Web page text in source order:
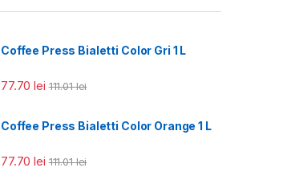
Coffee Press Bialetti Color Gri 1 L
77.70lei 111.01lei
Coffee Press Bialetti Color Orange 1 L
77.70lei 111.01lei